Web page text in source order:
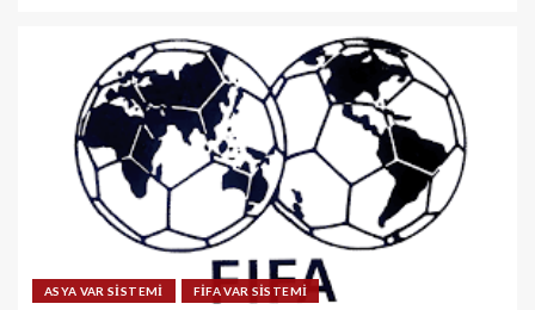
ASYA VAR SİSTEMİ FİFA VAR SİSTEMİ